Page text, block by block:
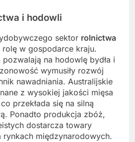
i hodowli
sektor rolnictwa
w gospodarce kraju.
pozwalają na hodowlę bydła i
wymusiły rozwój
nawadniania. Australijskie
z wysokiej jakości mięsa
przekłada się na silną
Ponadto produkcja zbóż,
dostarcza towary
rynkach międzynarodowych.